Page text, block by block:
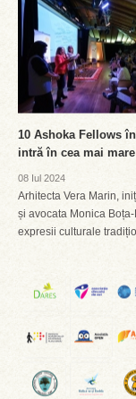
10 Ashoka Fellows
intră în cea mai
08 Iul 2024
Arhitecta Vera Marin,
și avocata Monica
expresii culturale